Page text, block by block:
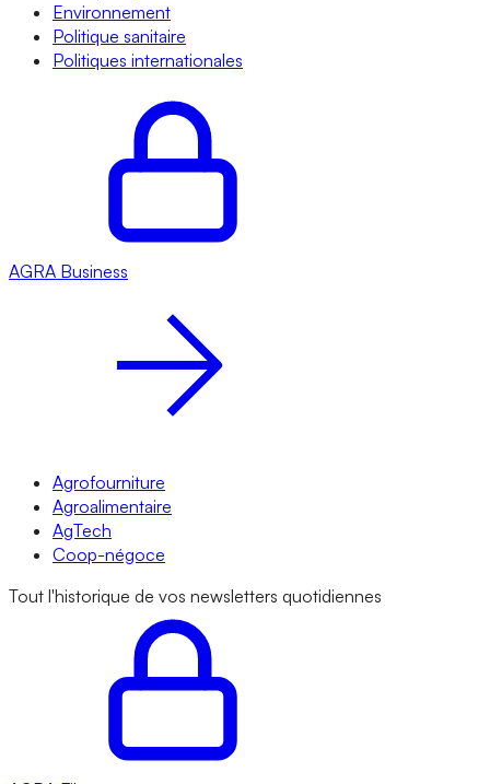
Environnement
Politique sanitaire
Politiques internationales
AGRA Business
Agrofourniture
Agroalimentaire
AgTech
Coop-négoce
Tout l'historique de vos newsletters quotidiennes